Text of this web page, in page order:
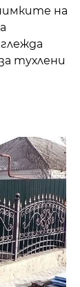
на
тухлени